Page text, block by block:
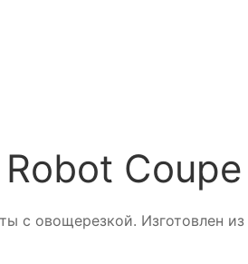
Coupe
с овощерезкой. Изготовлен